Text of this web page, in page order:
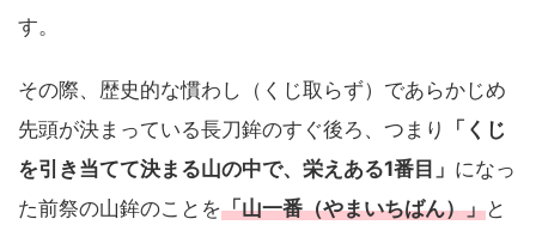
す。
その際、歴史的な慣わし（くじ取らず）であらかじめ
先頭が決まっている長刀鉾のすぐ後ろ、つまり
「くじ
を引き当てて決まる山の中で、栄えある1番目」 になっ
た前祭の山鉾のことを「山一番（やまいちばん）」と